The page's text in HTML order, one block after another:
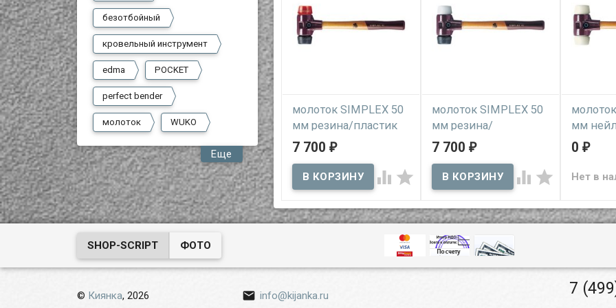
безотбойный
кровельный инструмент
edma POCKET
perfect bender
молоток WUKO
Еще
молоток SIMPLEX 50
мм резина/пластик
В наличии
профессиональный
молоток с широким
спектром применения в
работах
7 700 ₽
 
молоток SIMPLEX 50
мм резина/
суперпластик
В наличии
ручной ударный
рукояткой и сменными
бойками
7 700 ₽
 
мм
надёжная
0 ₽
Нет в
SHOP-SCRIPT ФОТО
© Киянка, 2026  info@kijanka.ru 7